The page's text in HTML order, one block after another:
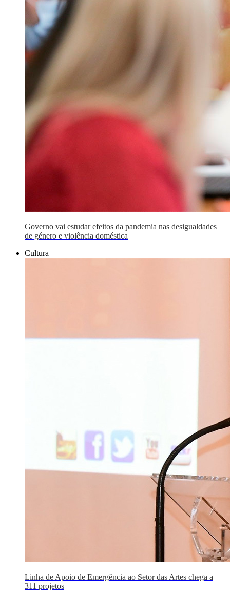
Governo vai estudar efeitos da pandemia nas desigualdades
de género e violência doméstica
Cultura
Linha de Apoio de Emergência ao Setor das Artes chega a
311 projetos